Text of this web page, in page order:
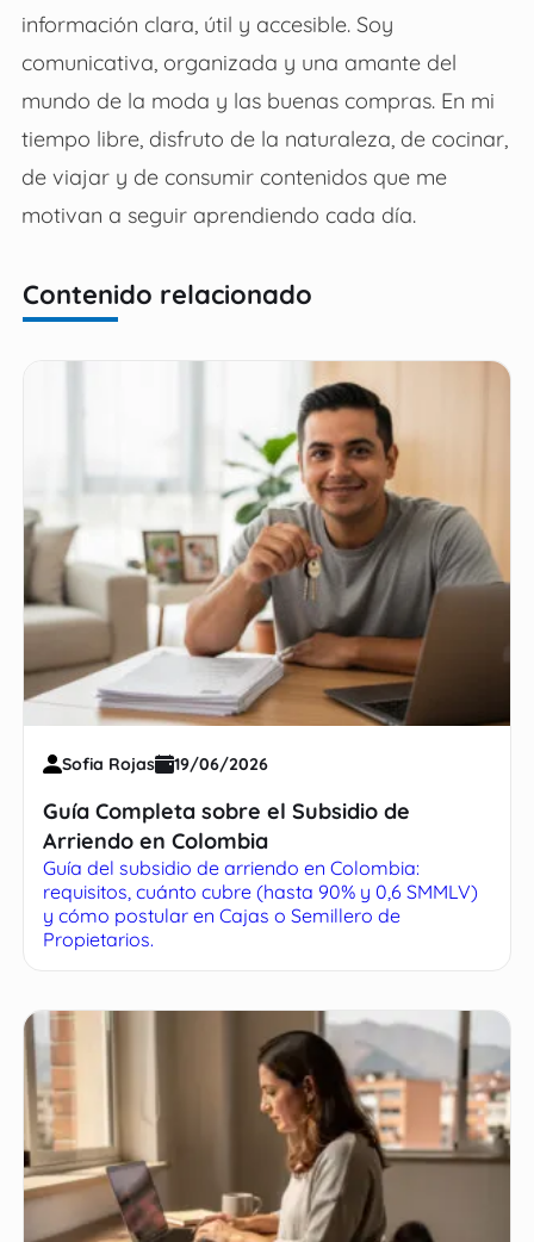
información clara, útil y accesible. Soy
comunicativa, organizada y una amante del
mundo de la moda y las buenas compras. En mi
tiempo libre, disfruto de la naturaleza, de cocinar,
de viajar y de consumir contenidos que me
motivan a seguir aprendiendo cada día.
Contenido relacionado
Sofia Rojas 19/06/2026
Guía Completa sobre el Subsidio de
Arriendo en Colombia
Guía del subsidio de arriendo en Colombia:
requisitos, cuánto cubre (hasta 90% y 0,6 SMMLV)
y cómo postular en Cajas o Semillero de
Propietarios.